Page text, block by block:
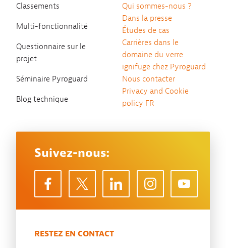
Classements
Multi-fonctionnalité
Questionnaire sur le
projet
Séminaire Pyroguard
Blog technique
Qui sommes-nous ?
Dans la presse
Études de cas
Carrières dans le
domaine du verre
ignifuge chez Pyroguard
Nous contacter
Privacy and Cookie
policy FR
Suivez-nous:
RESTEZ EN CONTACT